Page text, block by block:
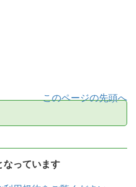
このページの先頭へ
なっています